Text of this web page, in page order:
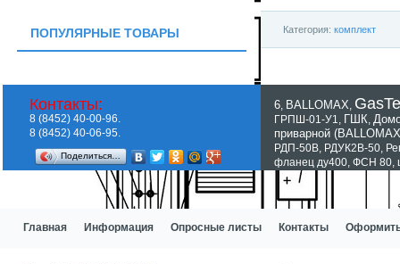
Категория: комплект
ПОПУЛЯРНЫЕ ТОВАРЫ
6, BALLOMAX,
ГРПШ-01-У1, ГШК,
приварной
РДП-50В, РДУК2В-50,
фланец ду400, ФСН 80,
Контакты:
8 (8452) 40-00-96.
8 (8452) 40-06-95.
Поделиться…
Главная Информация Опросные листы Контакты Оформить